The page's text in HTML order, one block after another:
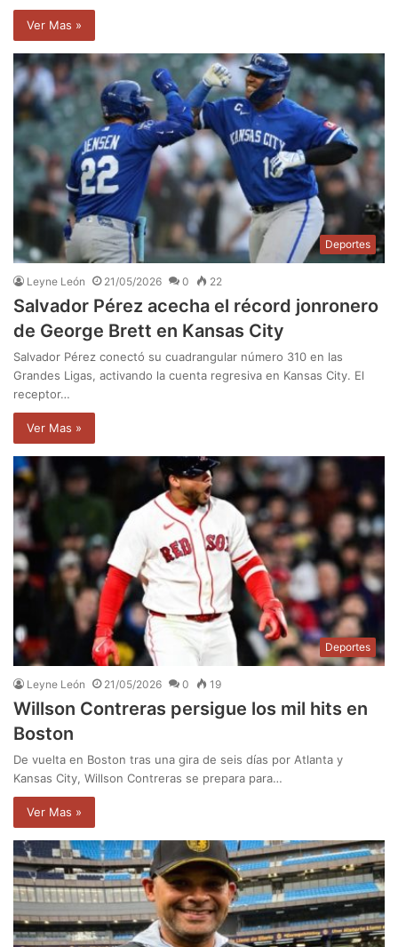
Ver Mas »
Deportes
Leyne León 21/05/2026 0 22
Salvador Pérez acecha el récord jonronero
de George Brett en Kansas City
Salvador Pérez conectó su cuadrangular número 310 en las
Grandes Ligas, activando la cuenta regresiva en Kansas City. El
receptor…
Ver Mas »
Deportes
Leyne León 21/05/2026 0 19
Willson Contreras persigue los mil hits en
Boston
De vuelta en Boston tras una gira de seis días por Atlanta y
Kansas City, Willson Contreras se prepara para…
Ver Mas »